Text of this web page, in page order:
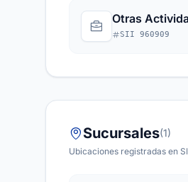
Otras
SII 960909
Sucursales(1)
Ubicaciones registradas en